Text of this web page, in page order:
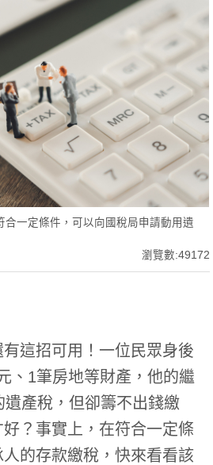
合一定條件，可以向國稅局申請動用遺
瀏覽數:49172
這招可用！一位民眾身後
、1筆房地等財產，他的繼
產稅，但卻籌不出錢繳
？事實上，在符合一定條
的存款繳稅，快來看看該